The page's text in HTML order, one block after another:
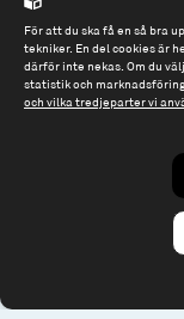
För att du ska få en så bra
tekniker. En del cookies är
därför inte nekas. Om du
statistik och
och vilka tredjeparter vi